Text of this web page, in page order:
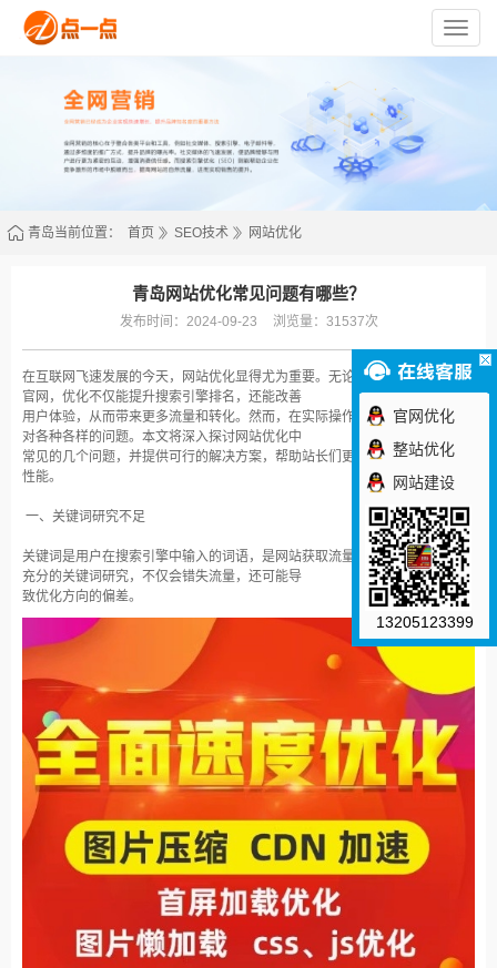
苏
州
点
限
司
青岛当前位置： 首页 SEO技术 网站优化
青岛网站优化常见问题有哪些？
发布时间：2024-09-23 浏览量：31537次
在互联网飞速发展的今天，网站优化显得尤为重要。无论是个人网站还是企业
官网，优化不仅能提升搜索引擎排名，还能改善
用户体验，从而带来更多流量和转化。然而，在实际操作过程中，很多人会面
对各种各样的问题。本文将深入探讨网站优化中
常见的几个问题，并提供可行的解决方案，帮助站长们更加有效地提升网站的
性能。
一、关键词研究不足
关键词是用户在搜索引擎中输入的词语，是网站获取流量的基础。如果没有做
充分的关键词研究，不仅会错失流量，还可能导
致优化方向的偏差。
官网优化
整站优化
网站建设
13205123399